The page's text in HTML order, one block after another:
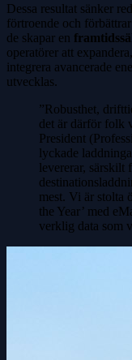
Dessa resultat sänker
förtroende och
de skapar en
operatörer att
integrera avancerade
utvecklas.
”Robusthet,
det är därför folk
President
lyckade
levererar,
mest. Vi är stolta
the Year’ med
verklig data som